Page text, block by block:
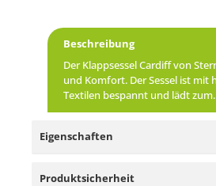
Beschreibung
Der Klappsessel Cardiff von
und Komfort. Der Sessel ist mit
Textilen bespannt und lädt
Eigenschaften
Produktsicherheit